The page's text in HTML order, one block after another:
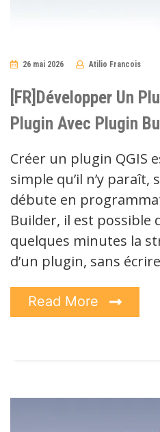
26 mai 2026 Atilio Francois
[FR]Développer Un
Plugin Avec Plugin
Créer un plugin QGIS
simple qu’il n’y paraît,
débute en
Builder, il est possible
quelques minutes la
d’un plugin, sans
Read More